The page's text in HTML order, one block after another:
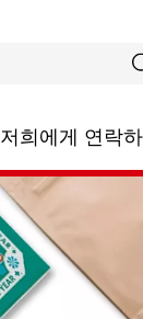
저희에게 연락